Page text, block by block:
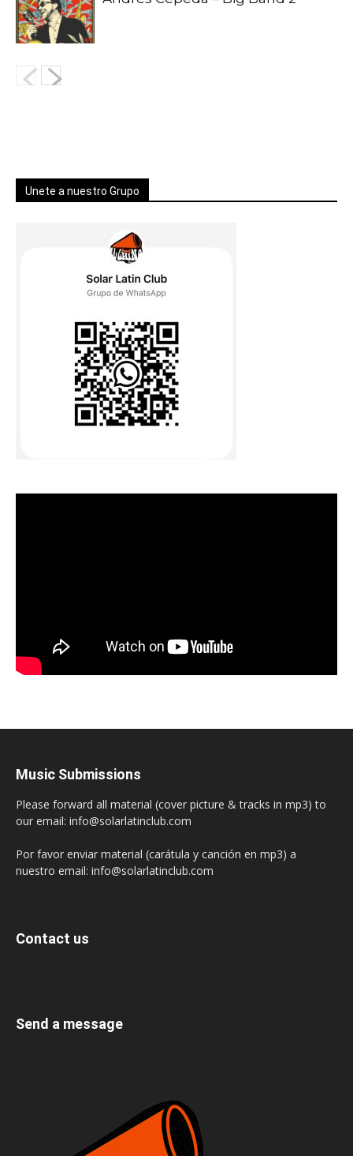
Unete a nuestro Grupo
Music Submissions
Please forward all material (cover picture & tracks in mp3) to
our email: info@solarlatinclub.com
Por favor enviar material (carátula y canción en mp3) a
nuestro email: info@solarlatinclub.com
Contact us
Send a message